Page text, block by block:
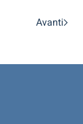
Avanti